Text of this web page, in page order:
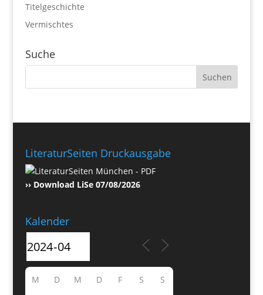
Titelgeschichte
Vermischtes
Suche
LiteraturSeiten Druckausgabe
›› Download LiSe 07/08/2026
Kalender
M D M D F S S